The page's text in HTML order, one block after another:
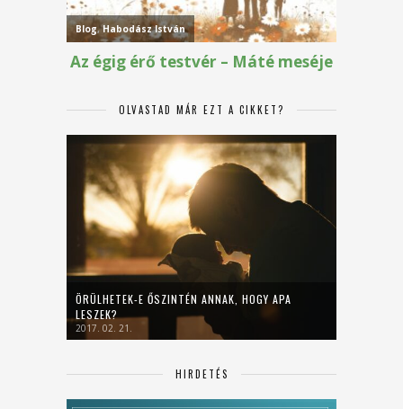
OLVASTAD MÁR EZT A CIKKET?
ÖRÜLHETEK-E ŐSZINTÉN ANNAK, HOGY APA
LESZEK?
2017. 02. 21.
HIRDETÉS